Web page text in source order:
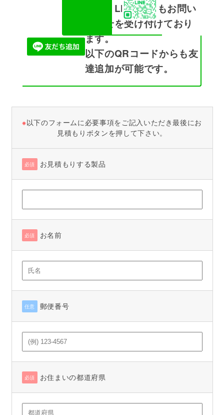
また、LINEからもお問い
合わせを受け付けており
ます。
以下のQRコードからも友
達追加が可能です。
※以下のフォームに必要事項をご記入いただき最後にお
見積もりボタンを押して下さい。
必須 お見積もりする製品
必須 お名前
任意 郵便番号
必須 お住まいの都道府県